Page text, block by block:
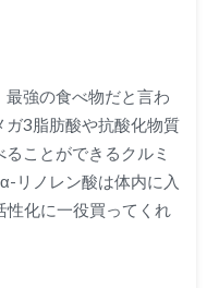
強の食べ物だと言わ
ガ3脂肪酸や抗酸化物質
ことができるクルミ
リノレン酸は体内に入
性化に一役買ってくれ